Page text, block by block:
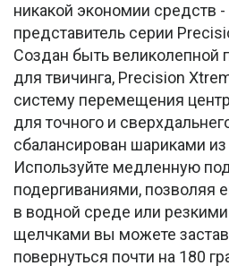
никакой экономии средств
представитель серии
Создан быть великолепной
для твичинга, Precision
систему перемещения
для точного и
сбалансирован шариками
Используйте медленную
подергиваниями, позволяя
в водной среде или
щелчками вы можете
повернуться почти на 180